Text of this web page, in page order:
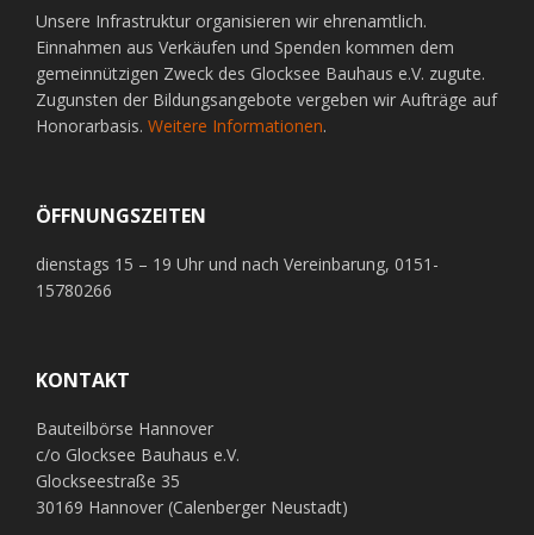
Unsere Infrastruktur organisieren wir ehrenamtlich.
Einnahmen aus Verkäufen und Spenden kommen dem
gemeinnützigen Zweck des Glocksee Bauhaus e.V. zugute.
Zugunsten der Bildungsangebote vergeben wir Aufträge auf
Honorarbasis. Weitere Informationen.
ÖFFNUNGSZEITEN
dienstags 15 – 19 Uhr und nach Vereinbarung, 0151-
15780266
KONTAKT
Bauteilbörse Hannover
c/o Glocksee Bauhaus e.V.
Glockseestraße 35
30169 Hannover (Calenberger Neustadt)